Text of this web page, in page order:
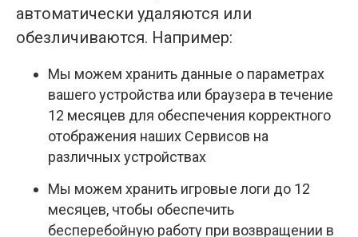
автоматически удаляются или
обезличиваются. Например:
Мы можем хранить данные о параметрах
вашего устройства или браузера в течение
12 месяцев для обеспечения корректного
отображения наших Сервисов на
различных устройствах
Мы можем хранить игровые логи до 12
месяцев, чтобы обеспечить
бесперебойную работу при возвращении в